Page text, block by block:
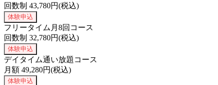
回数制 43,780円(税込)
体験申込
フリータイム月8回コース
回数制 32,780円(税込)
体験申込
デイタイム通い放題コース
月額 49,280円(税込)
体験申込